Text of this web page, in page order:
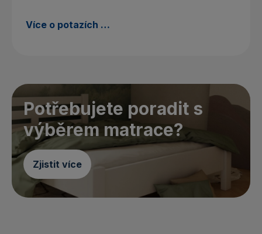
Více o potazích …
Potřebujete poradit s
výběrem matrace?
Zjistit více